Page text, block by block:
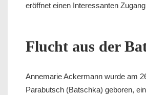
eröffnet einen Interessanten
Flucht aus der
Annemarie Ackermann wurde am
Parabutsch (Batschka) geboren,